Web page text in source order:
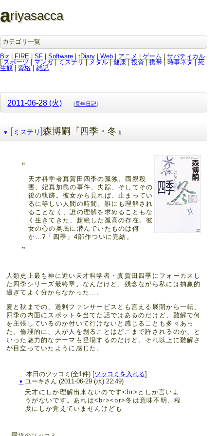
ariyasacca
カテゴリ一覧
Biz
FIRE SF Software tDiary Web アニメ ゲーム
サバティカル
スポーツ | マンガ| ミステリ メタル 健康 投資 携帯 | 時事ネタ
死
生観
資格| 雑記
2011-06-28 (火) [長年日記]
▼ [ ミステリ]森博嗣『四季・冬』
天才科学者真賀田四季の孤独。両親殺
害、妃真加島の事件、失踪、そしてその
後の軌跡。彼女から見れば、止まってい
るに等しい人間の時間。誰にも理解され
ることなく、誰の理解を求めることもな
く生きてきた、超絶した孤高の存在。彼
女の心の奥底に潜んでいたものは何
か…?「四季」4部作ついに完結。
人類史上最も神に近い天才科学者・真賀田四季にフォーカスし
た四季シリーズ最終章。なんだけど、残念ながら私には抽象的
過ぎてよく分からなかった…。
夏と秋までの、過剰ファンサービスとも言える展開から一転、
四季の内面にスポットを当てた話ではあるのだけど、難解で何
を主張しているのか付いて行けないと感じることも多々あっ
た。倫理的に、人が人を創ることはどこまで許されるのか、と
いった魅力的なテーマも登場するのだけど、それ以上に難解さ
が目立っていたように感じた。
本日のツッコミ(全1件) [ツッコミを入れる]
▼ ユーキさん (2011-06-29 (水) 22:49)
天才にしか理解出来ないのです<br>としか言いよ
うがないです。あれは<br><br>冬は意味不明、程
度にしか覚えていませんけども